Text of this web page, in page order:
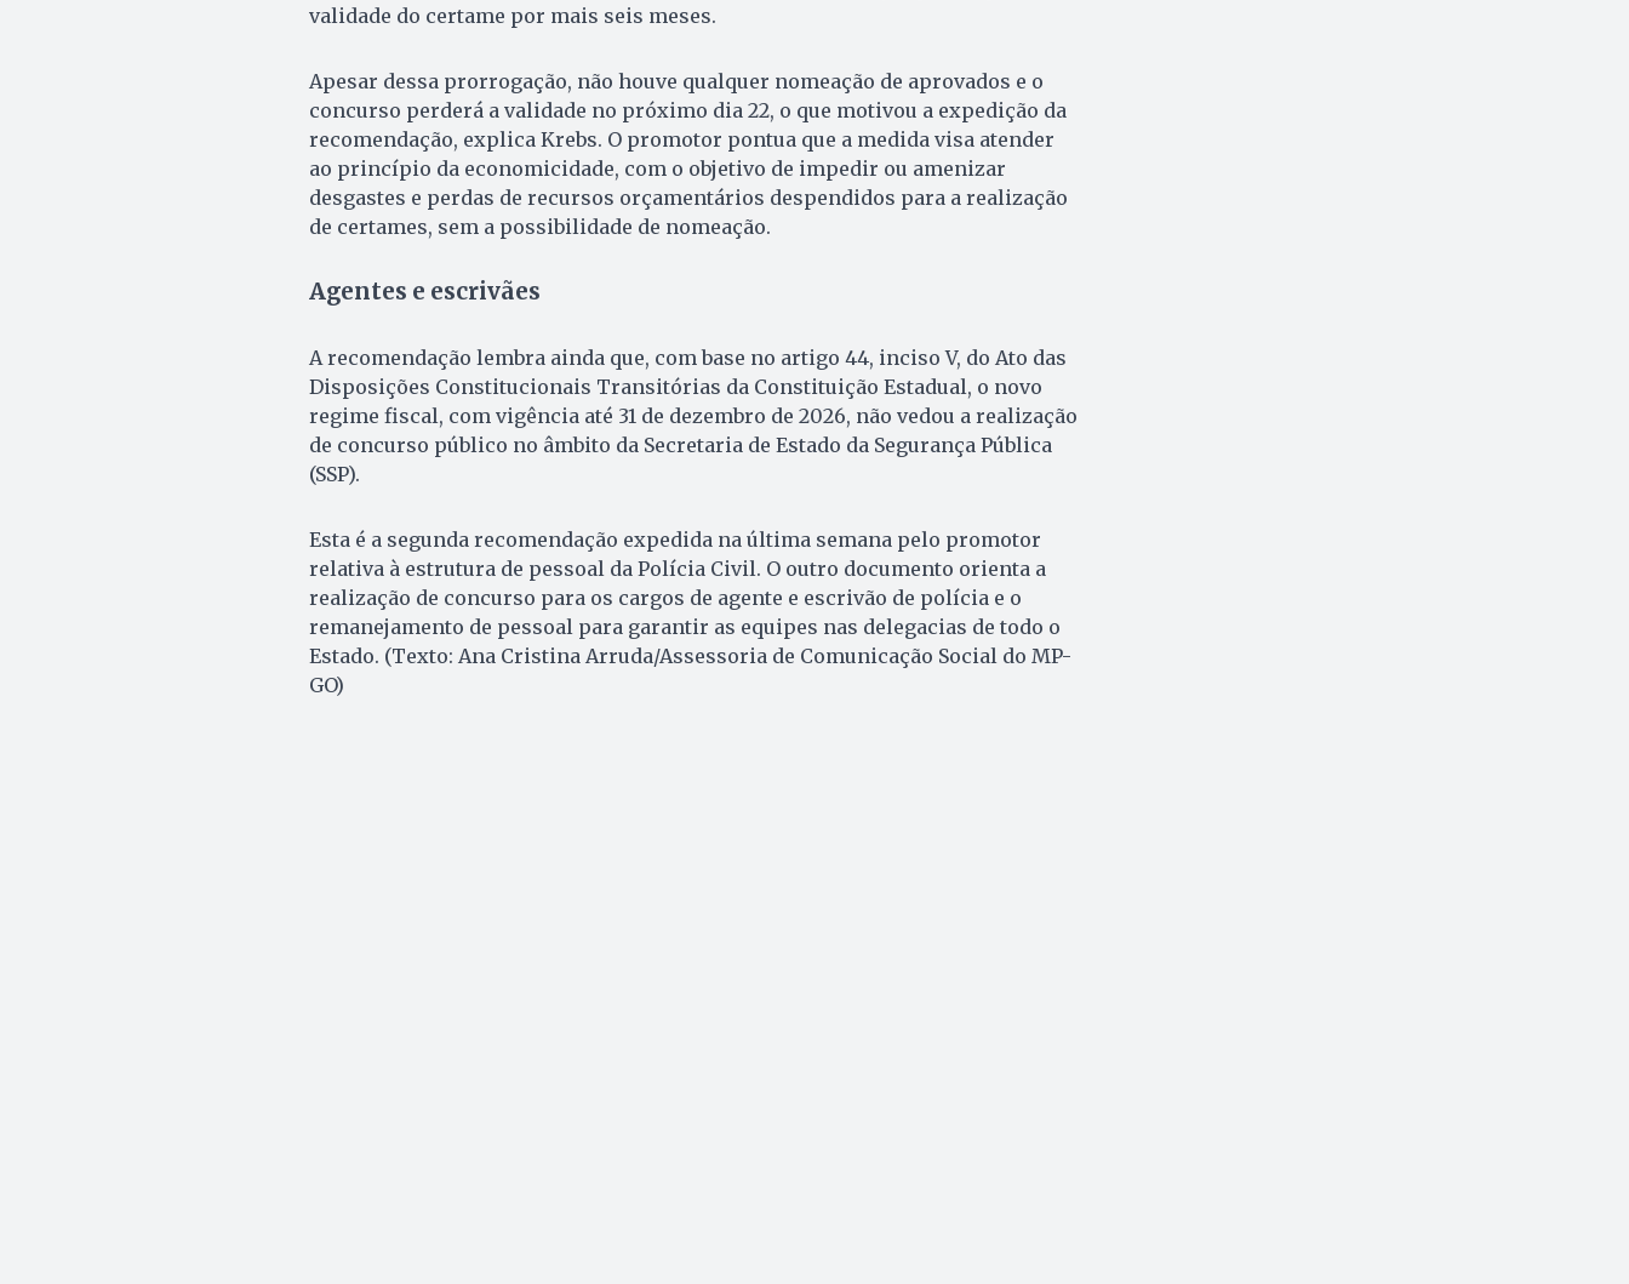
validade do certame por mais seis meses.
Apesar dessa prorrogação, não houve qualquer nomeação de aprovados e o
concurso perderá a validade no próximo dia 22, o que motivou a expedição da
recomendação, explica Krebs. O promotor pontua que a medida visa atender
ao princípio da economicidade, com o objetivo de impedir ou amenizar
desgastes e perdas de recursos orçamentários despendidos para a realização
de certames, sem a possibilidade de nomeação.
Agentes e escrivães
A recomendação lembra ainda que, com base no artigo 44, inciso V, do Ato das
Disposições Constitucionais Transitórias da Constituição Estadual, o novo
regime fiscal, com vigência até 31 de dezembro de 2026, não vedou a realização
de concurso público no âmbito da Secretaria de Estado da Segurança Pública
(SSP).
Esta é a segunda recomendação expedida na última semana pelo promotor
relativa à estrutura de pessoal da Polícia Civil. O outro documento orienta a
realização de concurso para os cargos de agente e escrivão de polícia e o
remanejamento de pessoal para garantir as equipes nas delegacias de todo o
Estado. (Texto: Ana Cristina Arruda/Assessoria de Comunicação Social do MP-
GO)